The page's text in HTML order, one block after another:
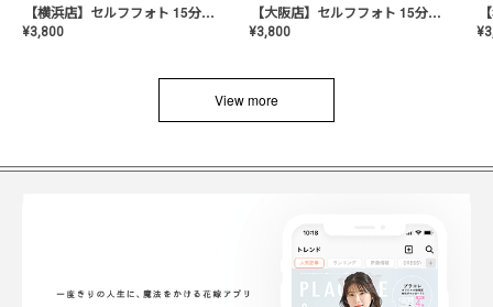
【横浜店】セルフフォト 15分撮り放題プラン
¥3,800
【大阪店】セルフフォト 15分撮り放題プラン
¥3,800 ¥
View more